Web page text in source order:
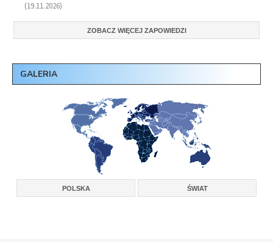
(19.11.2026)
ZOBACZ WIĘCEJ ZAPOWIEDZI
GALERIA
POLSKA ŚWIAT